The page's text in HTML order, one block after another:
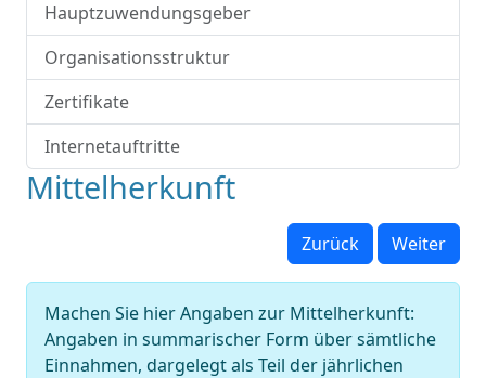
Hauptzuwendungsgeber
Organisationsstruktur
Zertifikate
Internetauftritte
Mittelherkunft
Zurück Weiter
Machen Sie hier Angaben zur Mittelherkunft:
Angaben in summarischer Form über sämtliche
Einnahmen, dargelegt als Teil der jährlichen